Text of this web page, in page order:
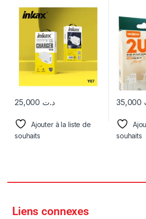
Mobile
د.ت
Ajouter à la liste de
souhaits
souhaits
Liens connexes